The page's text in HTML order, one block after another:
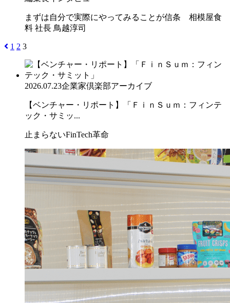
まずは自分で実際にやってみることが信条 相模屋食
料 社長 鳥越淳司
1 2 3
2026.07.23企業家倶楽部アーカイブ
【ベンチャー・リポート】「ＦｉｎＳｕｍ：フィンテ
ック・サミッ...
止まらないFinTech革命